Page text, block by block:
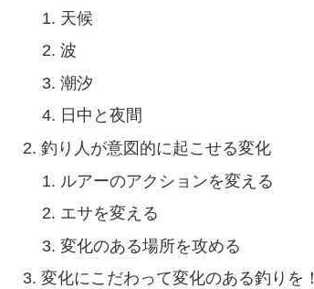
天候
波
潮汐
日中と夜間
釣り人が意図的に起こせる変化
ルアーのアクションを変える
エサを変える
変化のある場所を攻める
変化にこだわって変化のある釣りを！